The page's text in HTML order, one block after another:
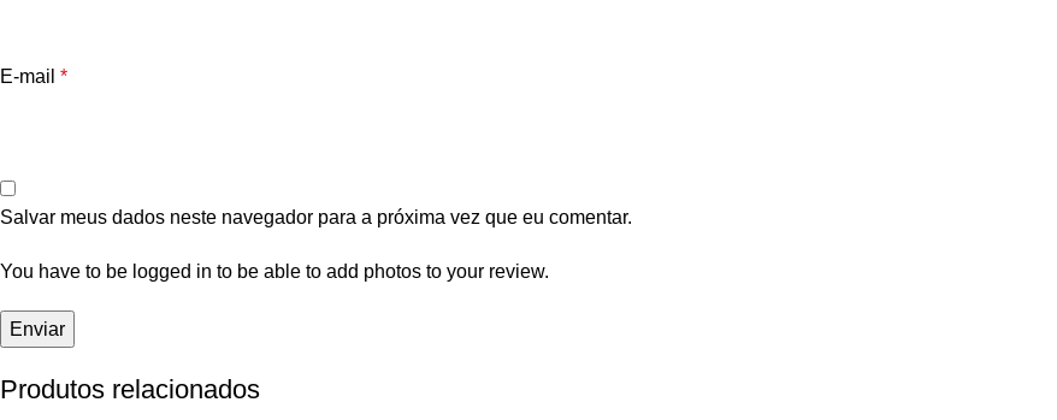
E-mail *
Salvar meus dados neste navegador para a próxima vez que eu comentar.
You have to be logged in to be able to add photos to your review.
Produtos relacionados